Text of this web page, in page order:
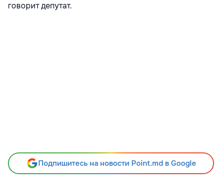
говорит депутат.
Подпишитесь на новости Point.md в Google